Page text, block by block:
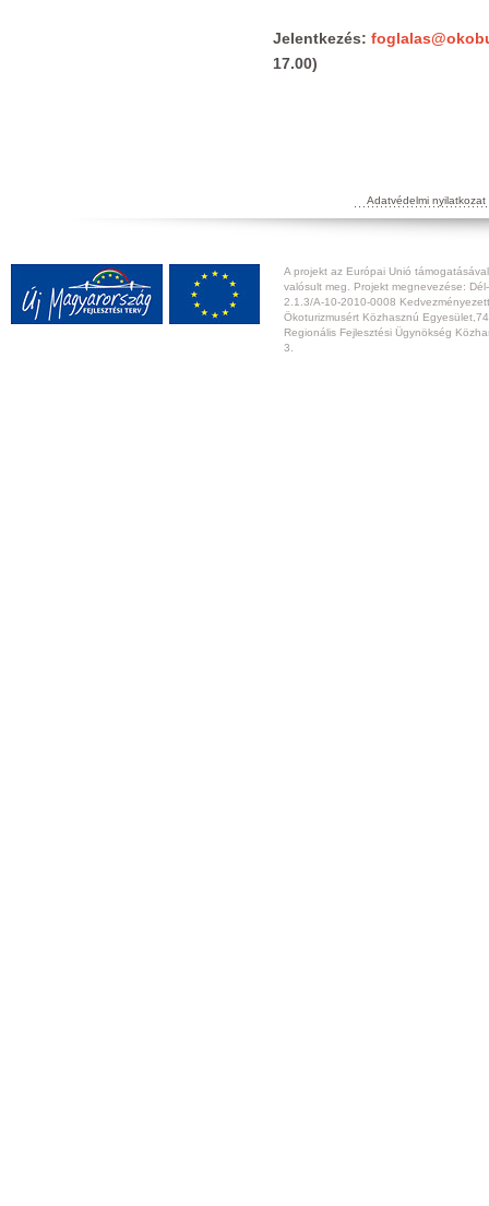
Jelentkezés:
17.00)
Adatvédelmi nyilatkozat
A projekt az Európai Unió
valósult meg. Projekt megnevezése:
2.1.3/A-10-2010-0008
Ökoturizmusért Közhasznú
Regionális Fejlesztési Ügynökség
3.